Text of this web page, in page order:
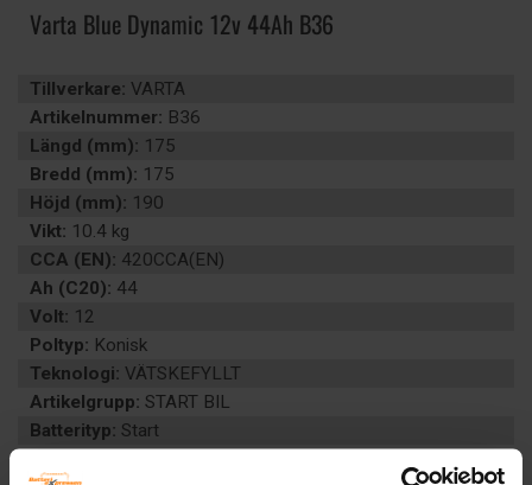
Varta Blue Dynamic 12v 44Ah B36
Tillverkare: VARTA
Artikelnummer: B36
Längd (mm): 175
Bredd (mm): 175
Höjd (mm): 190
Vikt: 10.4 kg
CCA (EN): 420CCA(EN)
Ah (C20): 44
Volt: 12
Poltyp: Konisk
Teknologi: VÄTSKEFYLLT
Artikelgrupp: START BIL
Batterityp: Start